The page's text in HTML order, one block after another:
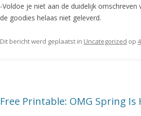
-Voldoe je niet aan de duidelijk omschreven
de goodies helaas niet geleverd.
Dit bericht werd geplaatst in Uncategorized op
Free Printable: OMG Spring Is